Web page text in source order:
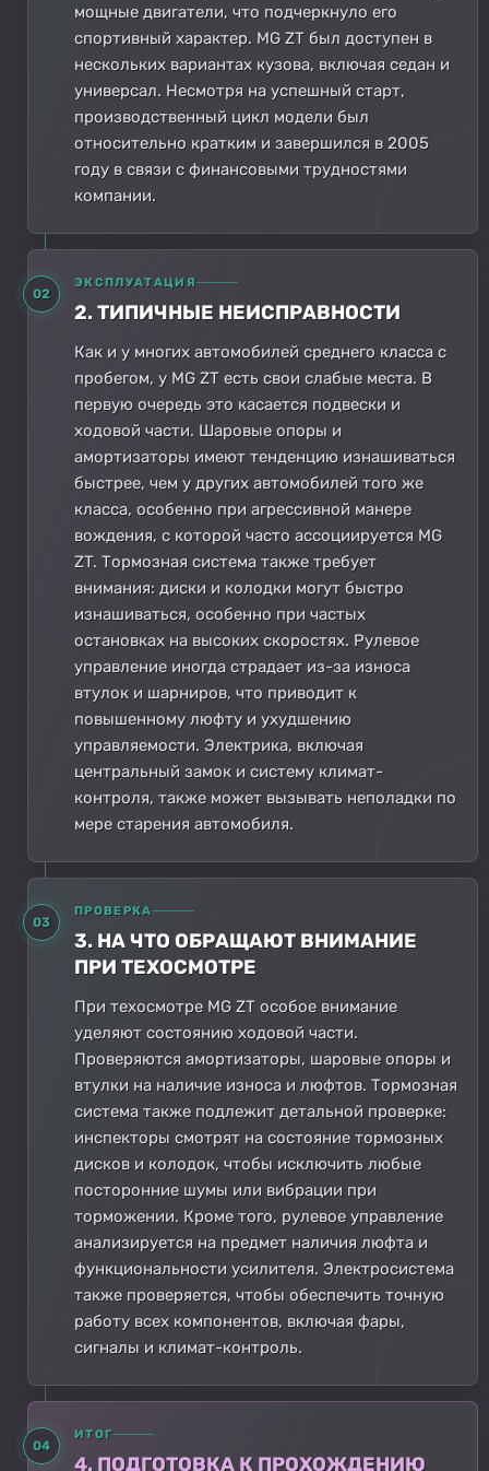
мощные двигатели, что подчеркнуло его
спортивный характер. MG ZT был доступен в
нескольких вариантах кузова, включая седан и
универсал. Несмотря на успешный старт,
производственный цикл модели был
относительно кратким и завершился в 2005
году в связи с финансовыми трудностями
компании.
02
ЭКСПЛУАТАЦИЯ
2. ТИПИЧНЫЕ НЕИСПРАВНОСТИ
Как и у многих автомобилей среднего класса с
пробегом, у MG ZT есть свои слабые места. В
первую очередь это касается подвески и
ходовой части. Шаровые опоры и
амортизаторы имеют тенденцию изнашиваться
быстрее, чем у других автомобилей того же
класса, особенно при агрессивной манере
вождения, с которой часто ассоциируется MG
ZT. Тормозная система также требует
внимания: диски и колодки могут быстро
изнашиваться, особенно при частых
остановках на высоких скоростях. Рулевое
управление иногда страдает из-за износа
втулок и шарниров, что приводит к
повышенному люфту и ухудшению
управляемости. Электрика, включая
центральный замок и систему климат-
контроля, также может вызывать неполадки по
мере старения автомобиля.
03
ПРОВЕРКА
3. НА ЧТО ОБРАЩАЮТ ВНИМАНИЕ
ПРИ ТЕХОСМОТРЕ
При техосмотре MG ZT особое внимание
уделяют состоянию ходовой части.
Проверяются амортизаторы, шаровые опоры и
втулки на наличие износа и люфтов. Тормозная
система также подлежит детальной проверке:
инспекторы смотрят на состояние тормозных
дисков и колодок, чтобы исключить любые
посторонние шумы или вибрации при
торможении. Кроме того, рулевое управление
анализируется на предмет наличия люфта и
функциональности усилителя. Электросистема
также проверяется, чтобы обеспечить точную
работу всех компонентов, включая фары,
сигналы и климат-контроль.
04
ИТОГ
4. ПОДГОТОВКА К ПРОХОЖДЕНИЮ